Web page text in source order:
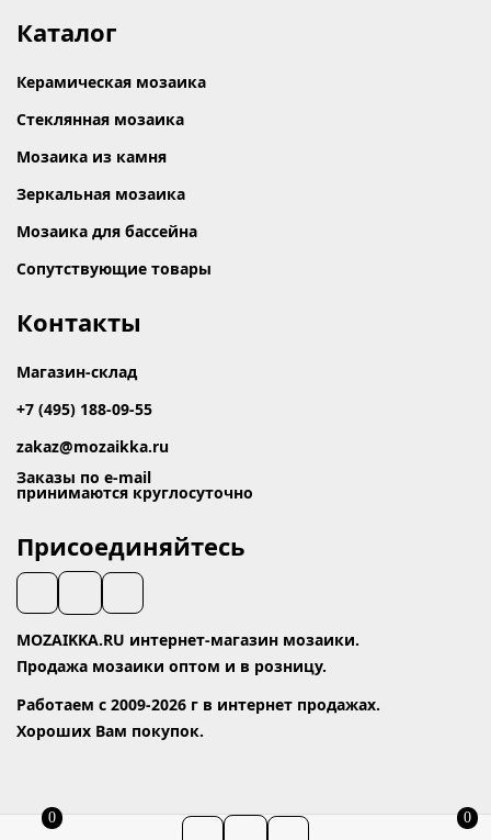
Каталог
Керамическая мозаика
Стеклянная мозаика
Мозаика из камня
Зеркальная мозаика
Мозаика для бассейна
Сопутствующие товары
Контакты
Магазин-склад
+7 (495) 188-09-55
zakaz@mozaikka.ru
Заказы по e-mail
принимаются круглосуточно
Присоединяйтесь
MOZAIKKA.RU интернет-магазин мозаики.
Продажа мозаики оптом и в розницу.
Работаем с 2009-2026 г в интернет продажах.
Хороших Вам покупок.
0 0